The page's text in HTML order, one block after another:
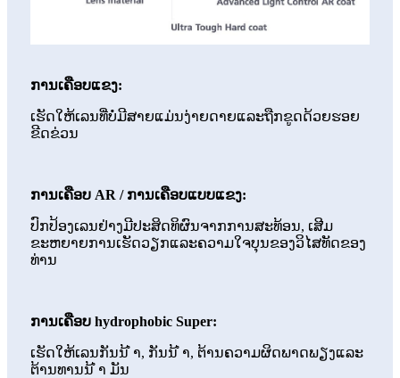
ການເຄືອບແຂງ:
ເຮັດໃຫ້ເລນທີ່ບໍ່ມີສາຍແມ່ນງ່າຍດາຍແລະຖືກຂູດດ້ວຍຮອຍ
ຂີດຂ່ວນ
ການເຄືອບ AR / ການເຄືອບແບບແຂງ:
ປົກປ້ອງເລນຢ່າງມີປະສິດທິຜົນຈາກການສະທ້ອນ, ເສີມ
ຂະຫຍາຍການເຮັດວຽກແລະຄວາມໃຈບຸນຂອງວິໄສທັດຂອງ
ທ່ານ
ການເຄືອບ hydrophobic Super:
ເຮັດໃຫ້ເລນກັນນ້ ຳ, ກັນນ້ ຳ, ຕ້ານຄວາມຜິດພາດພຽງແລະ
ຕ້ານທານນ້ ຳ ມັນ